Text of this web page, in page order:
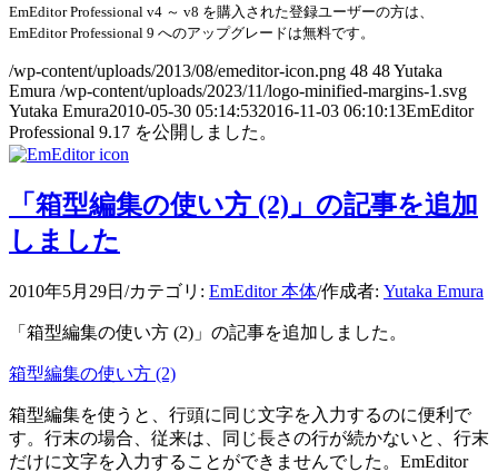
EmEditor Professional v4 ～ v8 を購入された登録ユーザーの方は、
EmEditor Professional 9 へのアップグレードは無料です。
/wp-content/uploads/2013/08/emeditor-icon.png 48 48Yutaka
Emura /wp-content/uploads/2023/11/logo-minified-margins-1.svg
Yutaka Emura2010-05-30 05:14:532016-11-03 06:10:13EmEditor
Professional 9.17 を公開しました。
「箱型編集の使い方 (2)」の記事を追加
しました
2010年5月29日 /カテゴリ: EmEditor 本体/作成者: Yutaka Emura
「箱型編集の使い方 (2)」の記事を追加しました。
箱型編集の使い方 (2)
箱型編集を使うと、行頭に同じ文字を入力するのに便利で
す。行末の場合、従来は、同じ長さの行が続かないと、行末
だけに文字を入力することができませんでした。EmEditor